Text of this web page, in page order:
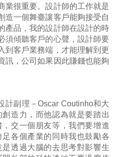
業很重要。設計師的工作就是
造一個舞臺讓客戶能夠接受自
產品，我的設計師在設計的時
須傾聽客戶的心聲，設計師要
到客戶業務端，才能理解到更
訊，公司如果因此賺錢也能夠
計副理－Oscar Coutinho和大
造力，而他認為就是要踏出
交一個朋友等，我們要增進
各個產業的同時我也鼓勵各
透過大腦的去思考對影響生